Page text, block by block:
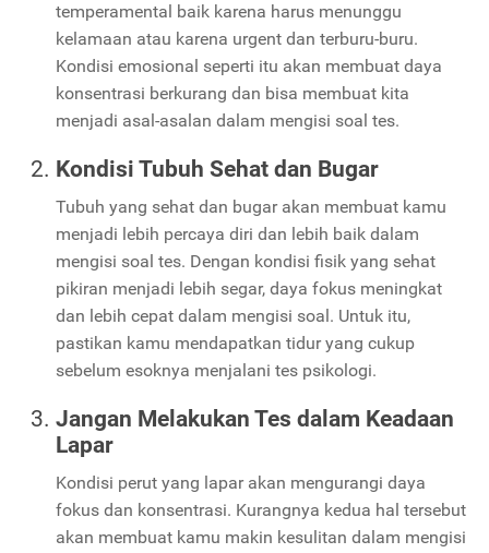
temperamental baik karena harus menunggu
kelamaan atau karena urgent dan terburu-buru.
Kondisi emosional seperti itu akan membuat daya
konsentrasi berkurang dan bisa membuat kita
menjadi asal-asalan dalam mengisi soal tes.
Kondisi Tubuh Sehat dan Bugar
Tubuh yang sehat dan bugar akan membuat kamu
menjadi lebih percaya diri dan lebih baik dalam
mengisi soal tes. Dengan kondisi fisik yang sehat
pikiran menjadi lebih segar, daya fokus meningkat
dan lebih cepat dalam mengisi soal. Untuk itu,
pastikan kamu mendapatkan tidur yang cukup
sebelum esoknya menjalani tes psikologi.
Jangan Melakukan Tes dalam Keadaan
Lapar
Kondisi perut yang lapar akan mengurangi daya
fokus dan konsentrasi. Kurangnya kedua hal tersebut
akan membuat kamu makin kesulitan dalam mengisi